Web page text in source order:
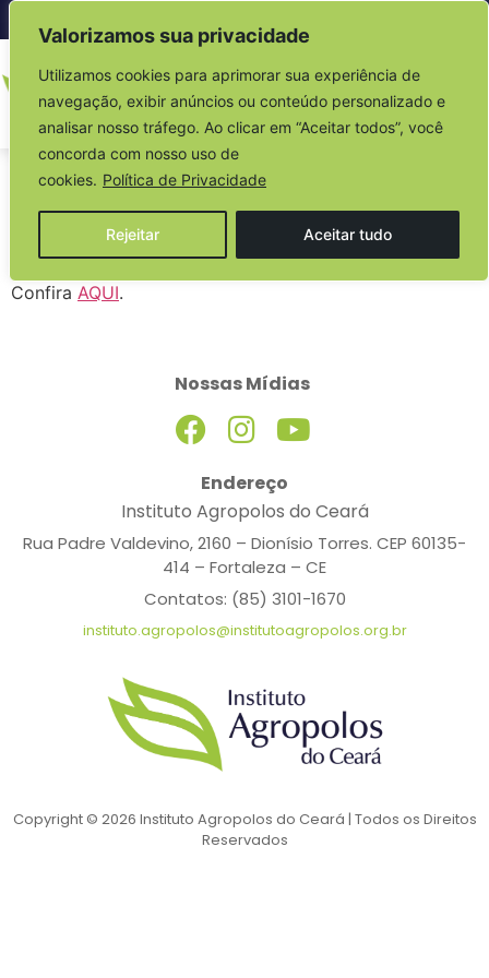
Valorizamos sua privacidade
Utilizamos cookies para aprimorar sua experiência de
navegação, exibir anúncios ou conteúdo personalizado e
analisar nosso tráfego. Ao clicar em “Aceitar todos”, você
concorda com nosso uso de
cookies. Política de Privacidade
Rejeitar Aceitar tudo
PRORROGAÇÃO –
SMI N° 026/2025
Confira AQUI.
Endereço
Instituto Agropolos do Ceará
Rua Padre Valdevino, 2160 – Dionísio Torres. CEP 60135-
414 – Fortaleza – CE
Contatos: (85) 3101-1670
instituto.agropolos@institutoagropolos.org.br
Nossas Mídias
Copyright © 2026 Instituto Agropolos do Ceará | Todos os Direitos
Reservados